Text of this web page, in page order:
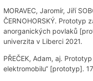
MORAVEC, Jaromír, Jiří
ČERNOHORSKÝ. Prototyp
anorganických povlaků
univerzita v Liberci 2021.
PŘEČEK, Adam, aj.
elektromobilu“ [prototyp].